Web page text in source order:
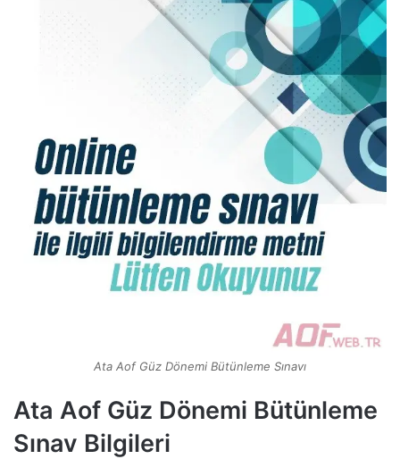
Ata Aof Güz Dönemi Bütünleme Sınavı
Ata Aof Güz Dönemi Bütünleme
Sınav Bilgileri